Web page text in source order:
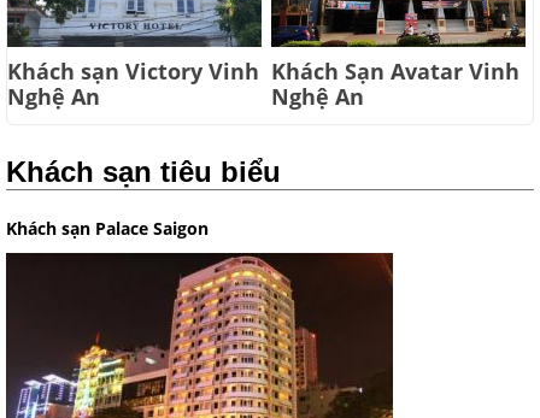
Khách sạn Victory Vinh
Nghệ An
Khách Sạn Avatar Vinh
Nghệ An
Khách sạn tiêu biểu
Khách sạn Palace Saigon